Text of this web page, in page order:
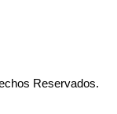
Reservados.